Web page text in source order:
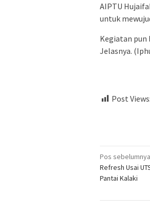
AIPTU
untuk
Kegiatan pun
Jelasnya.
Post Views:
Navigasi
pos
Pos sebelumnya
Refresh Usai
Pantai Kalaki